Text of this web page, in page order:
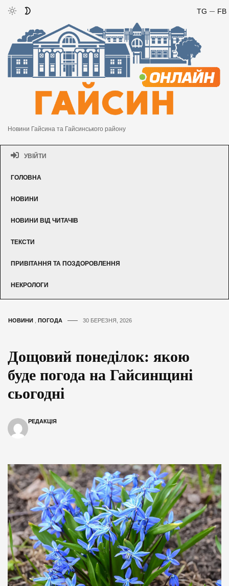
FB
TG
Новини Гайсина та Гайсинського району
УВІЙТИ
ГОЛОВНА
НОВИНИ
НОВИНИ ВІД ЧИТАЧІВ
ТЕКСТИ
ПРИВІТАННЯ ТА ПОЗДОРОВЛЕННЯ
НЕКРОЛОГИ
НОВИНИ ПОГОДА 30 БЕРЕЗНЯ, 2026
Дощовий понеділок: якою
буде погода на Гайсинщині
сьогодні
РЕДАКЦІЯ